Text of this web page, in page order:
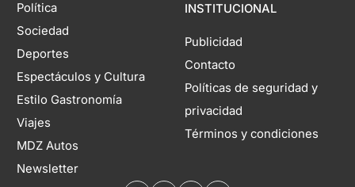
Política
Sociedad
Deportes
Espectáculos y Cultura
Estilo Gastronomía
Viajes
MDZ Autos
Newsletter
INSTITUCIONAL
Publicidad
Contacto
Políticas de seguridad y
privacidad
Términos y condiciones